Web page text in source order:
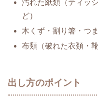
汚れた紙類（ティッ
ど）
木くず・割り箸・つ
布類（破れた衣類・
出し方のポイント